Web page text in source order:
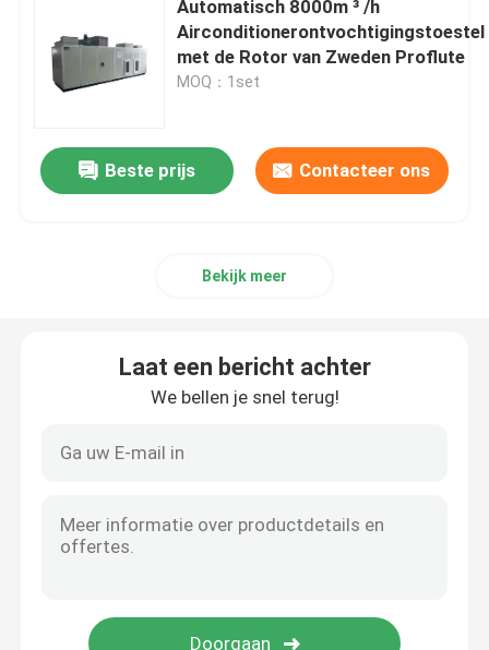
Ontvochtigingstoestel op hoge temperatuur
Airconditionerontvochtigingstoestel
De Industrie Dehydrerend Ontvochtigingstoestel van
Automatisch 8000m ³ /h
Airconditionerontvochtigingstoestel
met de Rotor van Zweden Proflute
MOQ：1set
Beste prijs Contacteer ons
Bekijk meer
Laat een bericht achter
We bellen je snel terug!